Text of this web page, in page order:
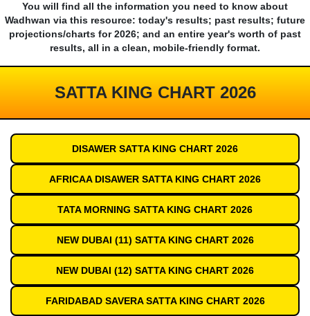
You will find all the information you need to know about
Wadhwan via this resource: today's results; past results; future
projections/charts for 2026; and an entire year's worth of past
results, all in a clean, mobile-friendly format.
SATTA KING CHART 2026
DISAWER SATTA KING CHART 2026
AFRICAA DISAWER SATTA KING CHART 2026
TATA MORNING SATTA KING CHART 2026
NEW DUBAI (11) SATTA KING CHART 2026
NEW DUBAI (12) SATTA KING CHART 2026
FARIDABAD SAVERA SATTA KING CHART 2026